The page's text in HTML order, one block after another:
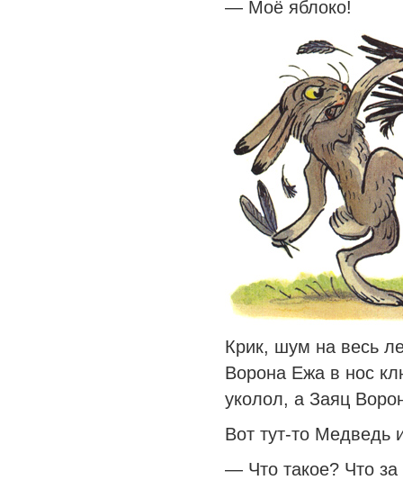
— Моё яблоко!
Крик, шум на весь
Ворона Ежа в нос
уколол, а Заяц
Вот тут-то Медведь
— Что такое? Что